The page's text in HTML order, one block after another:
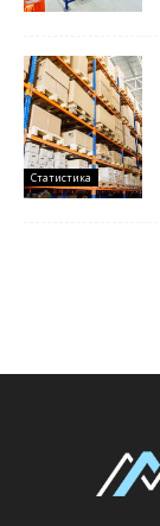
Статистика